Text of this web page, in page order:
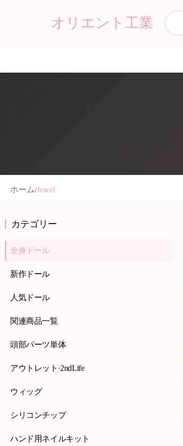
オリエント工業
ホーム/Jewel
カテゴリー
全身ドール
新作ドール
人気ドール
関連商品一覧
頭部パーツ単体
アウトレット·2ndLife
ウィッグ
シリコンチップ
ハンド用ネイルキット